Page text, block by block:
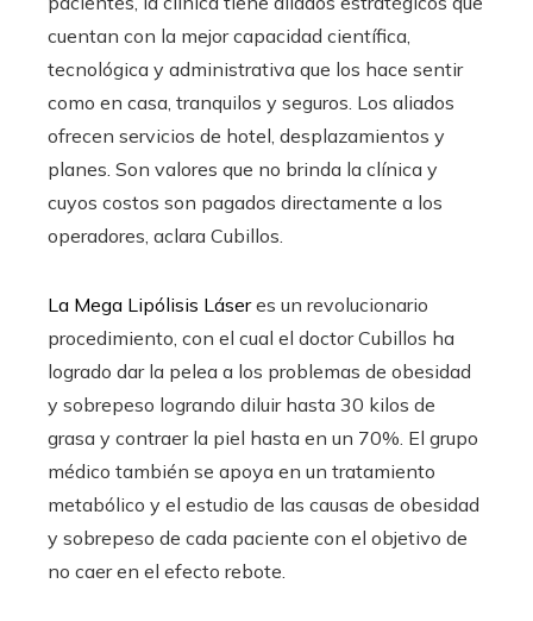
cuentan con la mejor capacidad científica,
tecnológica y administrativa que los hace sentir
como en casa, tranquilos y seguros. Los aliados
ofrecen servicios de hotel, desplazamientos y
planes. Son valores que no brinda la clínica y
cuyos costos son pagados directamente a los
operadores, aclara Cubillos.
La Mega Lipólisis Láseres un revolucionario
procedimiento, con el cual el doctor Cubillos ha
logrado dar la pelea a los problemas de obesidad
y sobrepeso logrando diluir hasta 30 kilos de
grasa y contraer la piel hasta en un 70%. El grupo
médico también se apoya en un tratamiento
metabólico y el estudio de las causas de obesidad
y sobrepeso de cada paciente con el objetivo de
no caer en el efecto rebote.